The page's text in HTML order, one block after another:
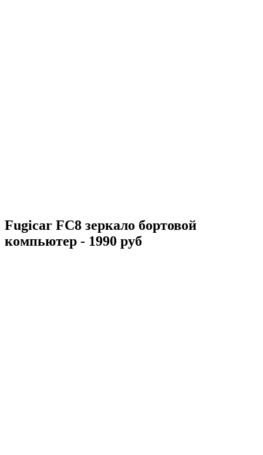
Fugicar FC8 зеркало бортовой
компьютер - 1990 руб